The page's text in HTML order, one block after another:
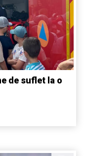
de suflet la o